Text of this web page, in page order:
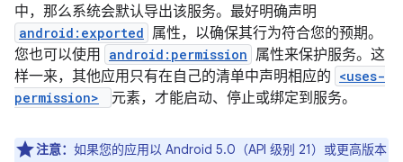
中，那么系统会默认导出该服务。最好明确声明
android:exported 属性，以确保其行为符合您的预期。
您也可以使用
android:permission 属性来保护服务。这
样一来，其他应用只有在自己的清单中声明相应的 <uses-
permission>
元素，才能启动、停止或绑定到服务。
注意： 如果您的应用以 Android 5.0（API 级别 21）或更高版本